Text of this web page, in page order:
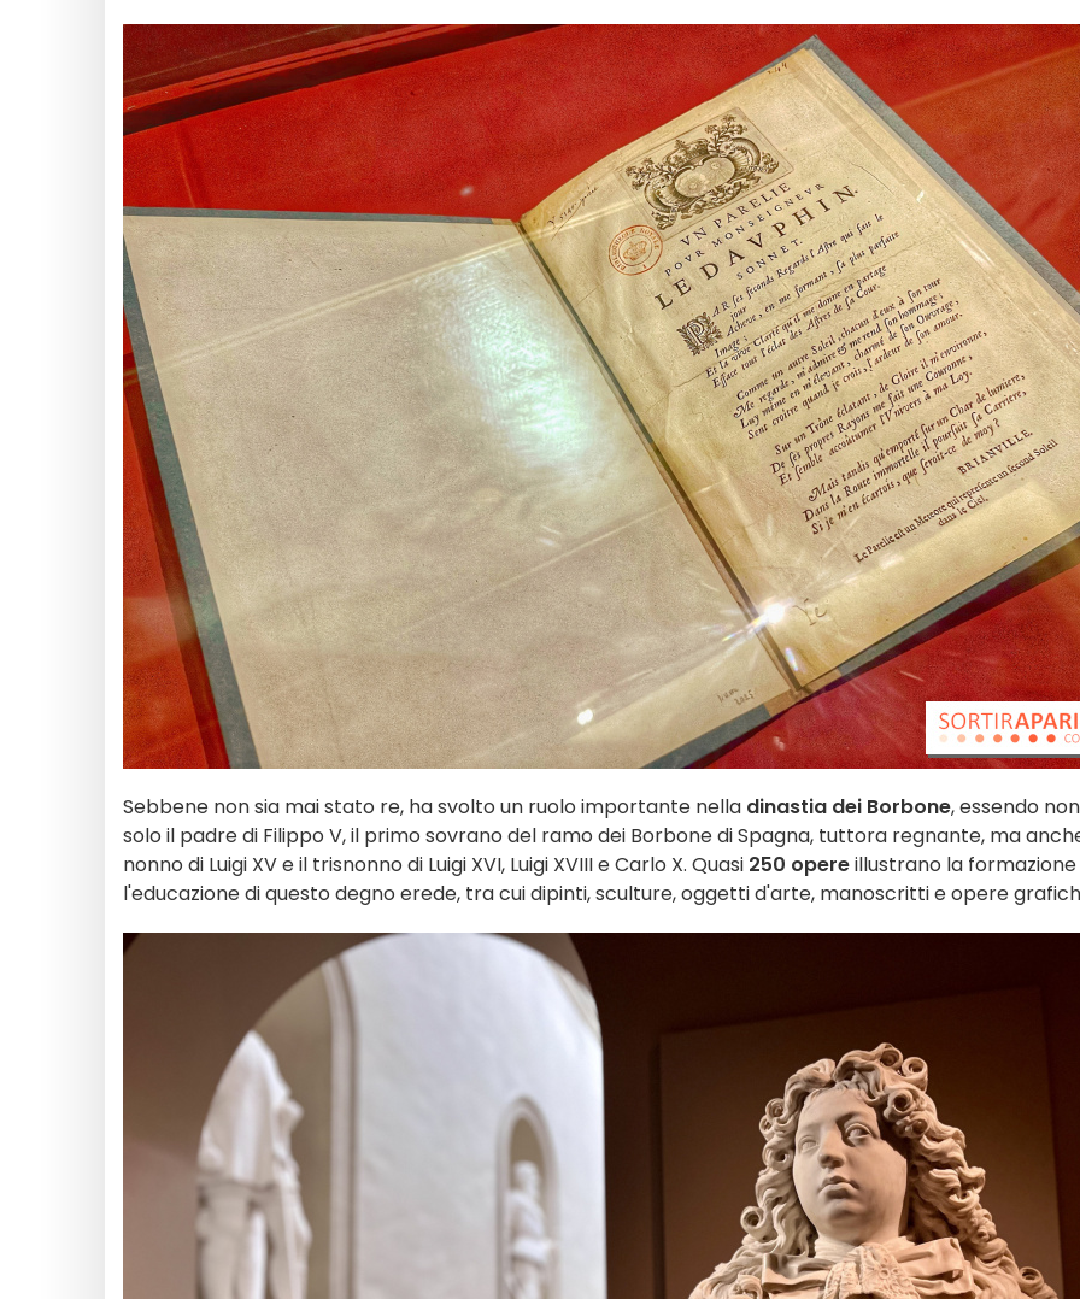
Sebbene non sia mai stato re, ha svolto un ruolo importante nella dinastia dei Borbone, essendo non
solo il padre di Filippo V, il primo sovrano del ramo dei Borbone di Spagna, tuttora regnante, ma
nonno di Luigi XV e il trisnonno di Luigi XVI, Luigi XVIII e Carlo X. Quasi 250 opereillustrano la
l'educazione di questo degno erede, tra cui dipinti, sculture, oggetti d'arte, manoscritti e opere